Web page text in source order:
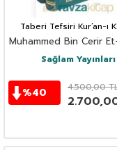
Taberi Tefsiri Kur’an-ı
Tefsiri Tercümesi (6 Cilt
Muhammed Bin Cerir
Sağlam Yayınları
%40 4.500,00